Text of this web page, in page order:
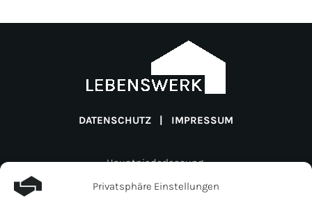
Privatsphäre Einstellungen
DATENSCHUTZ | IMPRESSUM
Hauptniederlassung:
Lebenswerk Invest GmbH